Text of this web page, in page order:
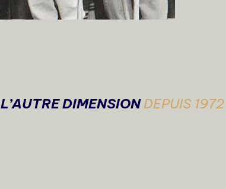
L’AUTRE DIMENSIONDEPUIS 1972